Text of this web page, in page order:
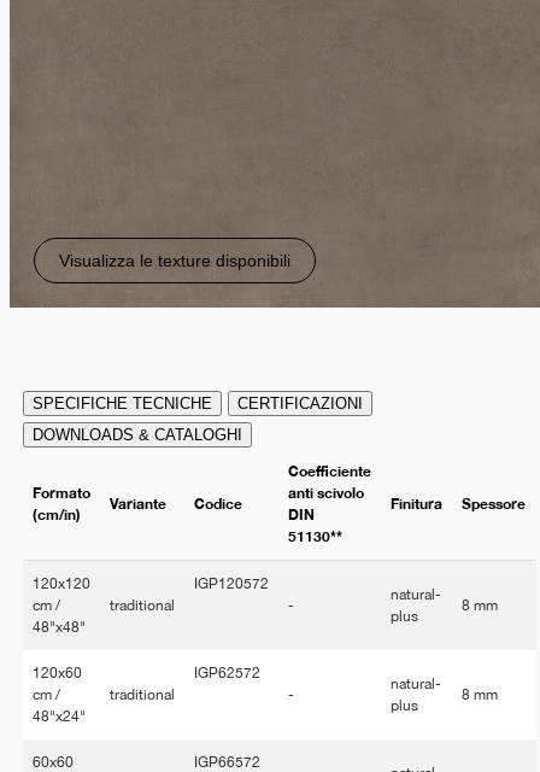
Visualizza le texture disponibili
SPECIFICHE TECNICHE
CERTIFICAZIONI
DOWNLOADS & CATALOGHI
Formato
(cm/in)
Variante Codice
Coefficiente
anti scivolo
DIN
51130**
Finitura Spessore
120x120
cm /
48"x48"
traditional
IGP120572
-
natural-
plus
8 mm
120x60
cm /
48"x24"
traditional
IGP62572
-
natural-
plus
8 mm
60x60
IGP66572